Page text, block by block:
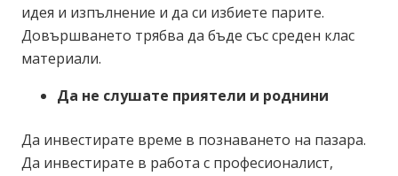
идея и изпълнение и да си избиете парите.
Довършването трябва да бъде със среден клас
материали.
Да не слушате приятели и роднини
Да инвестирате време в познаването на пазара.
Да инвестирате в работа с професионалист,